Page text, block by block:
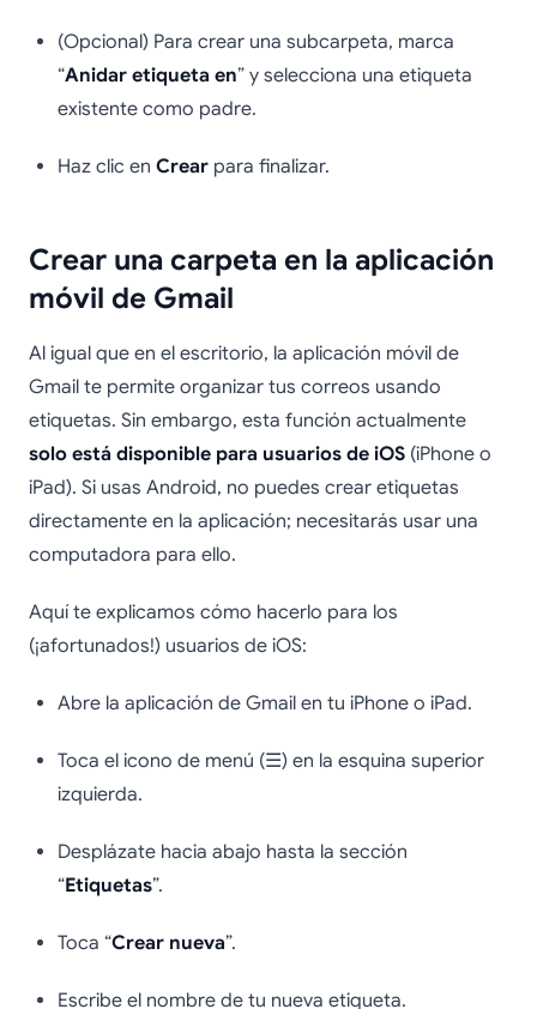
(Opcional) Para crear una subcarpeta, marca
“Anidar etiqueta en” y selecciona una etiqueta
existente como padre.
Haz clic en Crear para finalizar.
Crear una carpeta en la aplicación
móvil de Gmail
Al igual que en el escritorio, la aplicación móvil de
Gmail te permite organizar tus correos usando
etiquetas. Sin embargo, esta función actualmente
solo está disponible para usuarios de iOS (iPhone o
iPad). Si usas Android, no puedes crear etiquetas
directamente en la aplicación; necesitarás usar una
computadora para ello.
Aquí te explicamos cómo hacerlo para los
(¡afortunados!) usuarios de iOS:
Abre la aplicación de Gmail en tu iPhone o iPad.
Toca el icono de menú (☰) en la esquina superior
izquierda.
Desplázate hacia abajo hasta la sección
“Etiquetas”.
Toca “Crear nueva”.
Escribe el nombre de tu nueva etiqueta.